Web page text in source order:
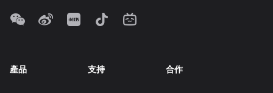
產品 支持 合作